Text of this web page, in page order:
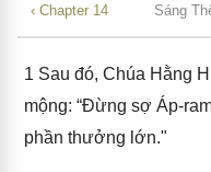
‹ Chapter 14 Sáng
1 Sau đó, Chúa Hằng
mộng: “Đừng sợ Áp-
phần thưởng lớn."